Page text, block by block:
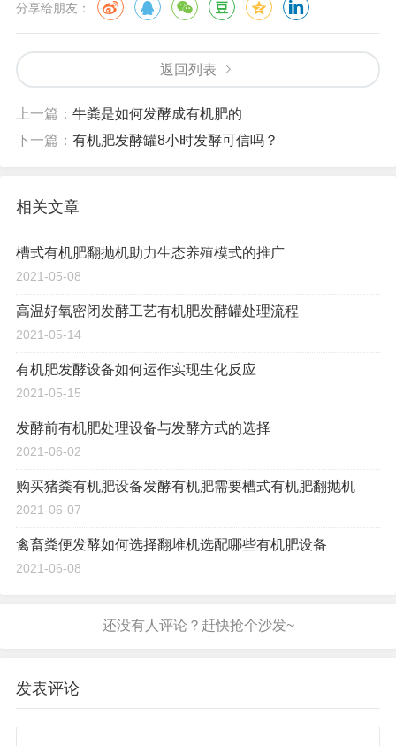
分享给朋友：
返回列表
上一篇： 牛粪是如何发酵成有机肥的
下一篇： 有机肥发酵罐8小时发酵可信吗？
相关文章
槽式有机肥翻抛机助力生态养殖模式的推广
2021-05-08
高温好氧密闭发酵工艺有机肥发酵罐处理流程
2021-05-14
有机肥发酵设备如何运作实现生化反应
2021-05-15
发酵前有机肥处理设备与发酵方式的选择
2021-06-02
购买猪粪有机肥设备发酵有机肥需要槽式有机肥翻抛机
2021-06-07
禽畜粪便发酵如何选择翻堆机选配哪些有机肥设备
2021-06-08
发表评论